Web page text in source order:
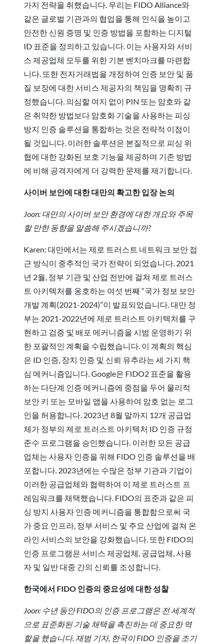
가지 전략을 취했습니다. 우리는 FIDO Alliance와
같은 글로벌 기관과의 협업을 통해 인식을 높이고
안전한 신원 증명 및 인증 방법을 포함하는 디지털
ID 표준을 정의하고 있습니다. 이는 사용자와 서비
스 제공업체 모두를 위한 기본 벤치마크를 마련합
니다. 또한 전자거래법을 개정하여 인증 보안 및 품
질 보장에 대한 서비스 제공자의 책임을 명확히 규
정했습니다. 의심할 여지 없이 PIN 또는 암호와 같
은 취약한 방법보다 암호화 기술을 사용하는 피싱
방지 인증 솔루션을 통합하는 것은 전략적 이점이
될 것입니다. 이러한 솔루션은 본질적으로 피싱 위
협에 대한 강화된 보호 기능을 제공하며 기존 방법
에 비해 공격자에게 더 강력한 문제를 제기합니다.
사이버 보안에 대한 대만의 확고한 입장 논의
Joon: 대만의 사이버 보안 환경에 대한 개요와 주목
할 만한 동향을 말씀해 주시겠습니까?
Karen: 대만에서는 제로 트러스트 네트워크 보안 접
근 방식이 중추적인 국가 전략이 되었습니다. 2021
년 2월, 정부 기관 및 산업 전반에 걸쳐 제로 트러스
트 아키텍처를 옹호하는 여섯 번째 “국가 정보 보안
개발 계획(2021-2024)”이 발표되었습니다. 대만 정
부는 2021-2022년에 제로 트러스트 아키텍처를 구
현하고 검증 및 배포 메커니즘을 시범 운영하기 위
한 포괄적인 계획을 수립했습니다. 이 계획의 핵심
은 ID 인증, 장치 인증 및 신뢰 유추라는 세 가지 핵
심 메커니즘입니다. Google은 FIDO2 표준을 활용
하는 다단계 인증 메커니즘에 중점을 두어 물리적
보안 키 또는 모바일 앱을 사용하여 암호 없는 로그
인을 허용합니다. 2023년 8월 말까지 12개 공급업
체가 정부의 제로 트러스트 아키텍처 ID 인증 규정
준수 프로그램을 승인했습니다. 이러한 모든 공급
업체는 사용자 인증을 위해 FIDO 인증 솔루션을 배
포합니다. 2023년에는 수많은 정부 기관과 기업이
이러한 공급업체와 협력하여 이 제로 트러스트 프
레임워크를 채택했습니다. FIDO의 표준과 같은 피
싱 방지 사용자 인증 메커니즘을 통합함으로써 국
가 중요 인프라, 정부 서비스 및 주요 산업에 걸쳐 온
라인 서비스의 보안을 강화했습니다. 또한 FIDO의
인증 프로그램은 서비스 제공업체, 공급업체, 사용
자 및 일반 대중 간의 신뢰를 조성합니다.
한국에서 FIDO 인증의 중요성에 대한 성찰
Joon: 수년 동안 FIDO의 인증 프로그램은 전 세계적
으로 표준화된 기술 채택을 촉진하는 데 중요한 역
할을 했습니다. 재범 기자, 한국이 FIDO 인증을 조기